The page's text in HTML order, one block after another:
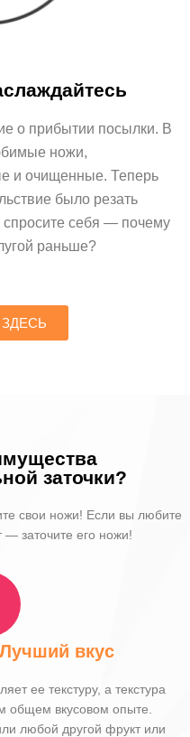
о прибытии посылки. В
ножи,
и очищенные. Теперь
было резать
себя — почему
раньше?
ЗДЕСЬ
заточки?
свои ножи! Если вы любите
— заточите его ножи!
вкус
ее текстуру, а текстура
общем вкусовом опыте.
любой другой фрукт или